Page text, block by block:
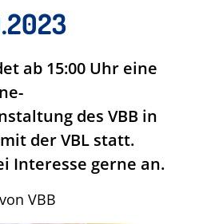
ab 15:00 Uhr eine
des VBB in
der VBL statt.
Interesse gerne an.
VBB